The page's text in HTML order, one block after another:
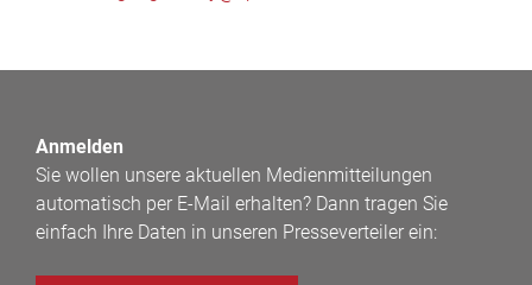
Anmelden
Sie wollen unsere aktuellen Medienmitteilungen
automatisch per E-Mail erhalten? Dann tragen Sie
einfach Ihre Daten in unseren Presseverteiler ein: